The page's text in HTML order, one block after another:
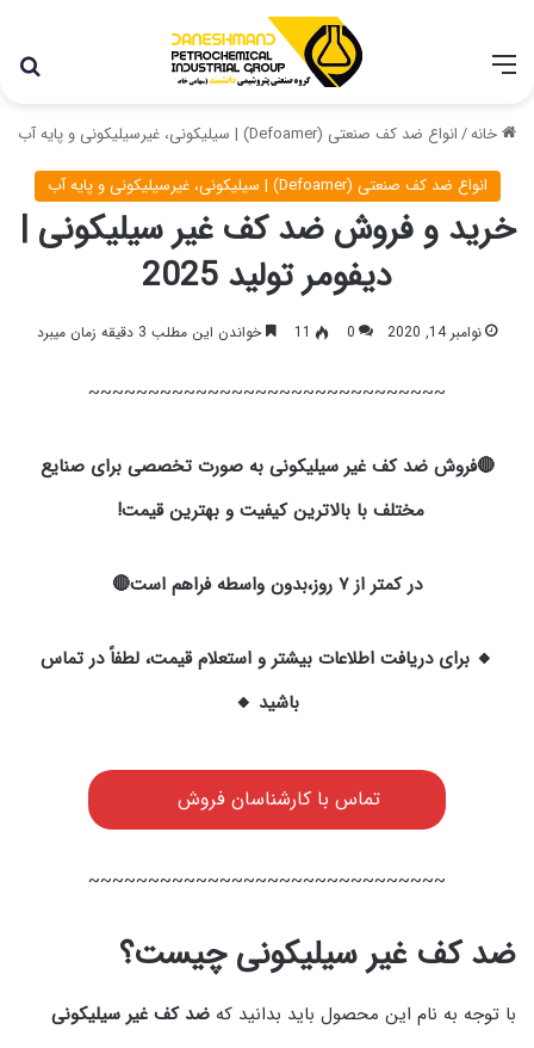
خانه/انواع ضد کف صنعتی (Defoamer) | سیلیکونی، غیرسیلیکونی و پایه آب
انواع ضد کف صنعتی (Defoamer) | سیلیکونی، غیرسیلیکونی و پایه آب
خرید و فروش ضد کف غیر سیلیکونی |
دیفومر تولید 2025
نوامبر 14, 2020 0
11 خواندن این مطلب 3 دقیقه زمان میبرد
~~~~~~~~~~~~~~~~~~~~~~~~~~~~~~
🔴فروش ضد کف غیر سیلیکونی به صورت تخصصی برای صنایع
مختلف با بالاترین کیفیت و بهترین قیمت!
در کمتر از ۷ روز،بدون واسطه فراهم است🔴
🔸 برای دریافت اطلاعات بیشتر و استعلام قیمت، لطفاً در تماس
باشید 🔸
تماس با کارشناسان فروش
~~~~~~~~~~~~~~~~~~~~~~~~~~~~~~
ضد کف غیر سیلیکونی چیست؟
با توجه به نام این محصول باید بدانید که ضد کف غیر سیلیکونی
با توجه به شرایط اخیر در کشور، مجموعه پتروشیمی دانشمند
همچنان با تمام توان در حال فعالیت می باشد.